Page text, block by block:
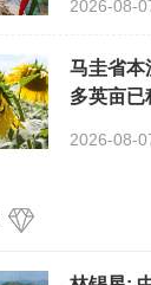
2026-08-
马圭省本
多英亩已
2026-08-